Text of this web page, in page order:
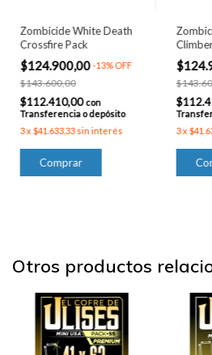
Zombicide White Death
Crossfire Pack
$124.900,00-13%OFF
$143.600,00
$112.410,00con
Transferencia o depósito
3x $41.633,33sin interés
3x
Otros productos